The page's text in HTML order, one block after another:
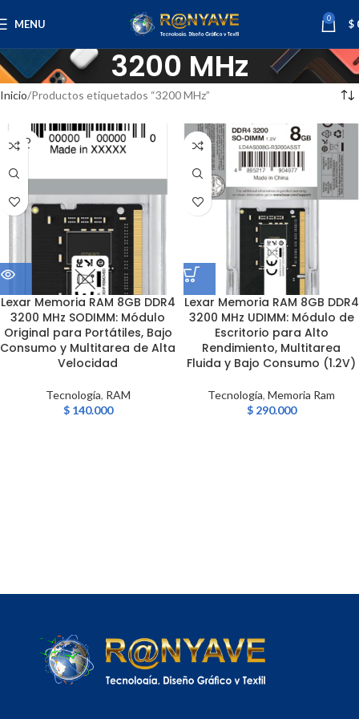
MENU 0 $
3200 MHz
Inicio Productos etiquetados “3200 MHz”
SOLD
OUT
Lexar Memoria RAM 8GB DDR4
3200 MHz SODIMM: Módulo
Original para Portátiles, Bajo
Consumo y Multitarea de Alta
Velocidad
Tecnología, RAM
$140.000
Lexar Memoria RAM 8GB DDR4
3200 MHz UDIMM: Módulo de
Escritorio para Alto
Rendimiento, Multitarea
Fluida y Bajo Consumo (1.2V)
Tecnología, Memoria Ram
$290.000